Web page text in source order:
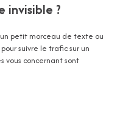
invisible ?
petit morceau de texte ou
suivre le trafic sur un
vous concernant sont